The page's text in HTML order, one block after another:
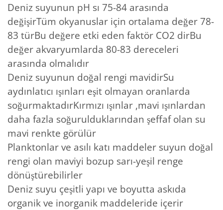
Deniz suyunun pH sı 75-84 arasında
değişirTüm okyanuslar için ortalama değer 78-
83 türBu değere etki eden faktör CO2 dirBu
değer akvaryumlarda 80-83 dereceleri
arasında olmalıdır
Deniz suyunun doğal rengi mavidirSu
aydınlatıcı ışınları eşit olmayan oranlarda
soğurmaktadırKırmızı ışınlar ,mavi ışınlardan
daha fazla soğurulduklarından şeffaf olan su
mavi renkte görülür
Planktonlar ve asılı katı maddeler suyun doğal
rengi olan maviyi bozup sarı-yeşil renge
dönüştürebilirler
Deniz suyu çeşitli yapı ve boyutta askıda
organik ve inorganik maddeleride içerir